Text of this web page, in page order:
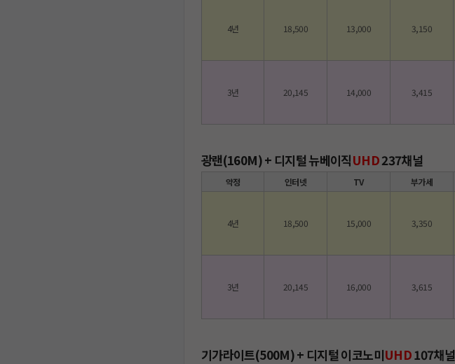
4년 18,500 13,000 3,150
3년 20,145 14,000 3,415
광랜(160M) + 디지털 뉴베이직UHD237채널
약정 인터넷 TV 부가세
4년 18,500 15,000 3,350
3년 20,145 16,000 3,615
기가라이트(500M) + 디지털 이코노미UHD107채널